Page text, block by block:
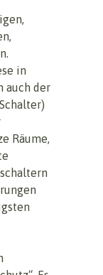
in
auch der
Räume,